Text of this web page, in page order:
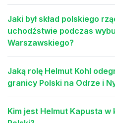
Jaki był skład polskiego
uchodźstwie podczas
Warszawskiego?
Jaką rolę Helmut Kohl
granicy Polski na Odrze i
Kim jest Helmut Kapusta